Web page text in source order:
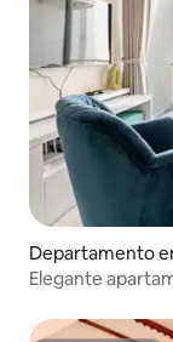
Departamento
Elegante